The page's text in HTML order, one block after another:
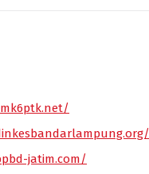
jatim.com/